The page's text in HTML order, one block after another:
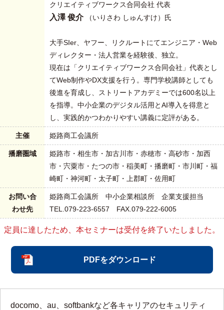
クリエイティブワークス合同会社 代表
入澤 俊介 （いりさわ しゅんすけ）氏
大手SIer、ヤフー、リクルートにてエンジニア・Web
ディレクター・法人営業を経験後、独立。
現在は「クリエイティブワークス合同会社」代表とし
てWeb制作やDX支援を行う。専門学校講師としても
後進を育成し、ストリートアカデミーでは600名以上
を指導。中小企業のデジタル活用とAI導入を得意と
し、実践的かつわかりやすい講義に定評がある。
主催 姫路商工会議所
播磨圏域
姫路市・相生市・加古川市・赤穂市・高砂市・加西
市・宍粟市・たつの市・稲美町・播磨町・市川町・福
崎町・神河町・太子町・上郡町・佐用町
お問い合
わせ先
姫路商工会議所 中小企業相談所 企業支援担当
TEL.079-223-6557 FAX.079-222-6005
定員に達したため、本セミナーは受付を終了いたしました。
PDFをダウンロード
docomo、au、softbankなど各キャリアのセキュリティ